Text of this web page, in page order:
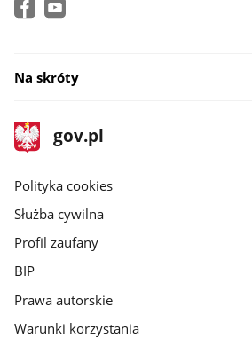
Na skróty
stopka
gov.pl
Strona
gov.pl
gov.pl
Polityka cookies
Służba cywilna
Profil zaufany
BIP
Prawa autorskie
Warunki korzystania